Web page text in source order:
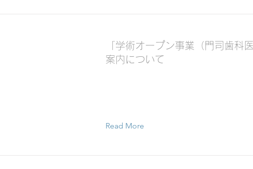
「学術オープン事業（門司歯科
案内について
Read More